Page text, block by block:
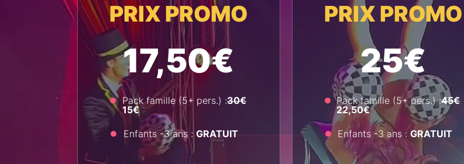
PRIX PROMO
17,50€
Pack famille (5+ pers.) :30€
15€
Enfants -3 ans : GRATUIT
PRIX PROMO
25€
Pack famille (5+ pers.) :45€
22,50€
Enfants -3 ans :GRATUIT